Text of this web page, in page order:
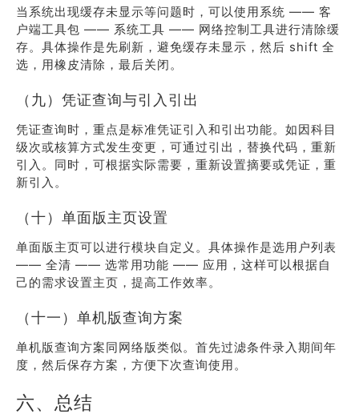
当系统出现缓存未显示等问题时，可以使用系统 —— 客
户端工具包 —— 系统工具 —— 网络控制工具进行清除缓
存。具体操作是先刷新，避免缓存未显示，然后 shift 全
选，用橡皮清除，最后关闭。
（九）凭证查询与引入引出
凭证查询时，重点是标准凭证引入和引出功能。如因科目
级次或核算方式发生变更，可通过引出，替换代码，重新
引入。同时，可根据实际需要，重新设置摘要或凭证，重
新引入。
（十）单面版主页设置
单面版主页可以进行模块自定义。具体操作是选用户列表
—— 全清 —— 选常用功能 —— 应用，这样可以根据自
己的需求设置主页，提高工作效率。
（十一）单机版查询方案
单机版查询方案同网络版类似。首先过滤条件录入期间年
度，然后保存方案，方便下次查询使用。
六、总结